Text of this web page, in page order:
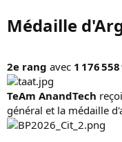
Médaille
2e rang avec 1 176
TeAm AnandTech
général et la médaille